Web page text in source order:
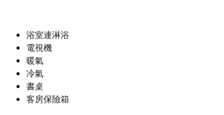
浴室連淋浴
電視機
暖氣
冷氣
書桌
客房保險箱